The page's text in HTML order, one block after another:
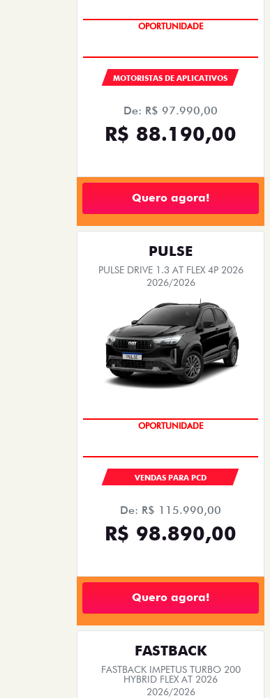
OPORTUNIDADE
MOTORISTAS DE APLICATIVOS
De: R$ 97.990,00
R$ 88.190,00
Quero agora!
PULSE
PULSE DRIVE 1.3 AT FLEX 4P 2026
2026/2026
OPORTUNIDADE
VENDAS PARA PCD
De: R$ 115.990,00
R$ 98.890,00
Quero agora!
FASTBACK
FASTBACK IMPETUS TURBO 200
HYBRID FLEX AT 2026
2026/2026